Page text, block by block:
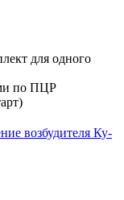
возбудителя Ку-